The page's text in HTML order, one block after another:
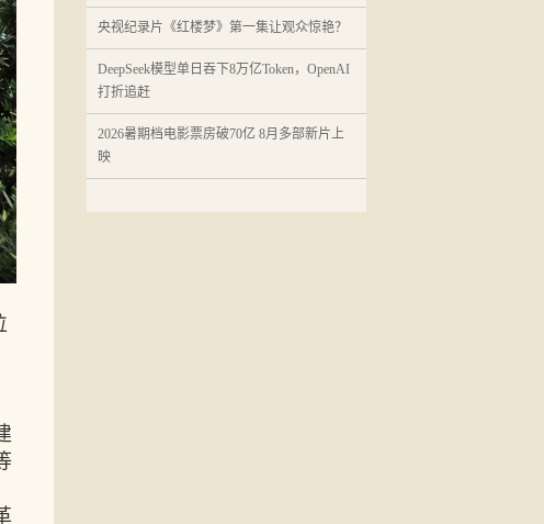
央视纪录片《红楼梦》第一集让观众惊艳？
DeepSeek模型单日吞下8万亿Token，OpenAI
打折追赶
2026暑期档电影票房破70亿 8月多部新片上
映